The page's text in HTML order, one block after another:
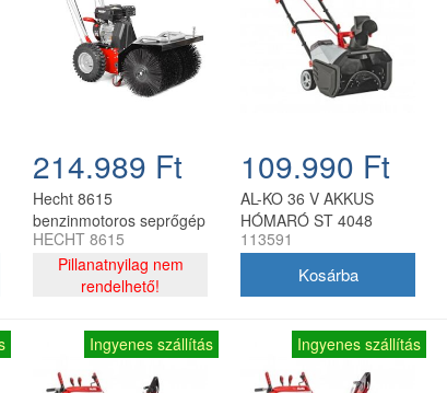
214.989 Ft
Hecht 8615
benzinmotoros seprőgép
196 cm3 OHV motorral
HECHT 8615
Pillanatnyilag nem
rendelhető!
109.990 Ft
AL-KO 36 V AKKUS
HÓMARÓ ST 4048
113591
Ingyenes szállítás Ingyenes szállítás